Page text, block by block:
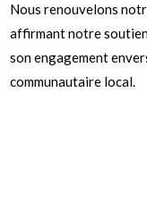
Nous renouvelons
affirmant notre
son engagement
communautaire local.